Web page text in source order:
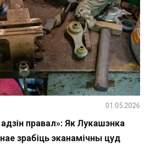
правал»: Як Лукашэнка
зрабіць эканамічны цуд
01.05.2026